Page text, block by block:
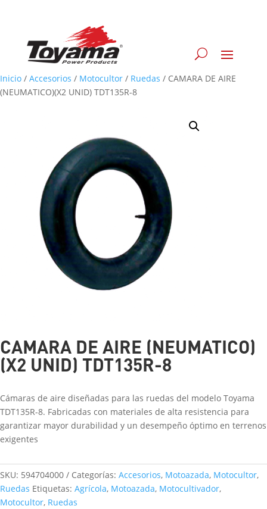
Inicio / Accesorios / Motocultor / Ruedas / CAMARA DE AIRE
(NEUMATICO)(X2 UNID) TDT135R-8
CAMARA DE AIRE (NEUMATICO)
(X2 UNID) TDT135R-8
Cámaras de aire diseñadas para las ruedas del modelo Toyama
TDT135R-8. Fabricadas con materiales de alta resistencia para
garantizar mayor durabilidad y un desempeño óptimo en terrenos
exigentes
SKU: 594704000 Categorías: Accesorios, Motoazada, Motocultor,
Ruedas Etiquetas: Agrícola, Motoazada, Motocultivador,
Motocultor, Ruedas